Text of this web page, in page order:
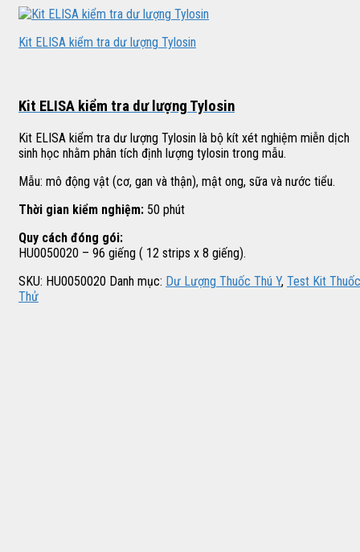
Kit ELISA kiểm tra dư lượng Tylosin
Kit ELISA kiểm tra dư lượng Tylosin
Kit ELISA kiểm tra dư lượng Tylosin là bộ kít xét nghiệm miễn dịch
sinh học nhằm phân tích định lượng tylosin trong mẫu.
Mẫu: mô động vật (cơ, gan và thận), mật ong, sữa và nước tiểu.
Thời gian kiểm nghiệm: 50 phút
Quy cách đóng gói:
HU0050020 – 96 giếng ( 12 strips x 8 giếng).
SKU: HU0050020 Danh mục: Dư Lượng Thuốc Thú Y, Test Kit Thuốc
Thử